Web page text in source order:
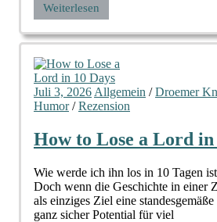
Weiterlesen
Juli 3, 2026 Allgemein /Droemer
Humor/Rezension
How to Lose a Lord in
Wie werde ich ihn los in 10 Tagen
Doch wenn die Geschichte in einer
als einziges Ziel eine
ganz sicher Potential für viel